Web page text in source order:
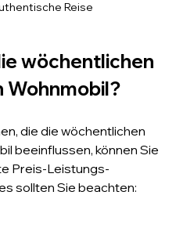
Reise
wöchentlichen
Wohnmobil?
die die wöchentlichen
beeinflussen, können Sie
Preis-Leistungs-
sollten Sie beachten: